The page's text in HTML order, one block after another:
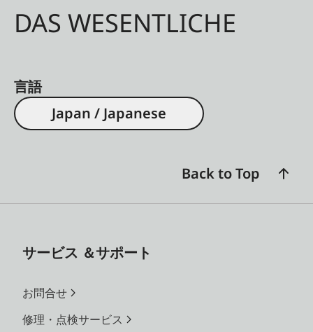
DAS WESENTLICHE
言語
Japan / Japanese
Back to Top
サービス ＆サポート
お問合せ
修理・点検サービス